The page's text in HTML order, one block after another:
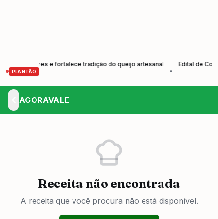
PLANTÃO
e fortalece tradição do queijo artesanal
Edital de
AGORAVALE
Receita não encontrada
A receita que você procura não está disponível.